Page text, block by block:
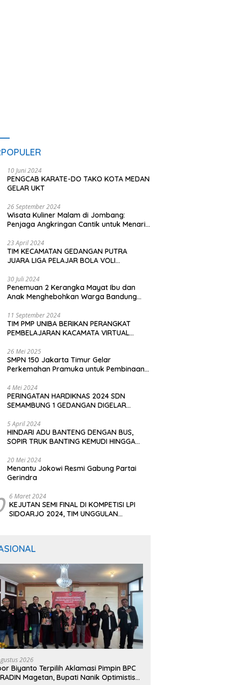
10 Juni 2024
PENGCAB KARATE-DO TAKO KOTA MEDAN
GELAR UKT
26 September 2024
Wisata Kuliner Malam di Jombang:
Penjaga Angkringan Cantik untuk Menarik
23 April 2024
TIM KECAMATAN GEDANGAN PUTRA
JUARA LIGA PELAJAR BOLA VOLI
30 Juli 2024
Penemuan 2 Kerangka Mayat Ibu dan
Anak Menghebohkan Warga Bandung
11 September 2024
TIM PMP UNIBA BERIKAN PERANGKAT
PEMBELAJARAN KACAMATA VIRTUAL
SERANG
26 Mei 2025
SMPN 150 Jakarta Timur Gelar
Perkemahan Pramuka untuk Pembinaan
4 Mei 2024
PERINGATAN HARDIKNAS 2024 SDN
SEMAMBUNG 1 GEDANGAN DIGELAR
5 April 2024
HINDARI ADU BANTENG DENGAN BUS,
SOPIR TRUK BANTING KEMUDI HINGGA
20 Mei 2024
Menantu Jokowi Resmi Gabung Partai
Gerindra
6 Maret 2024
KEJUTAN SEMI FINAL DI KOMPETISI LPI
SIDOARJO 2024, TIM UNGGULAN
2026
Biyanto Terpilih Aklamasi Pimpin BPC
Magetan, Bupati Nanik Optimistis